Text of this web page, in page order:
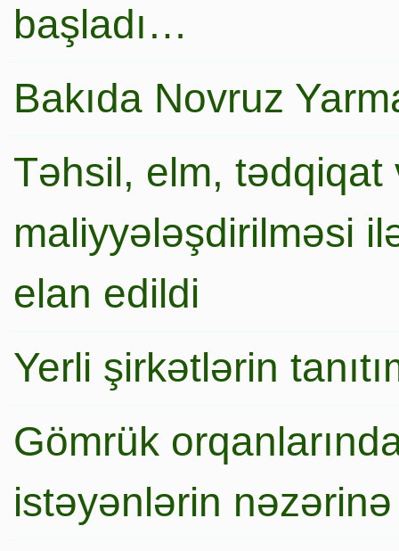
başladı…
Bakıda Novruz
Təhsil, elm,
maliyyələşdirilməsi
elan edildi
Yerli şirkətlərin
Gömrük
istəyənlərin nəzərinə